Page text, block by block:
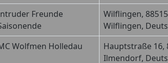
Freunde
Wilflingen,
Wilflingen,
Wolfmen Holledau
Hauptstraße 16,
Ilmendorf,